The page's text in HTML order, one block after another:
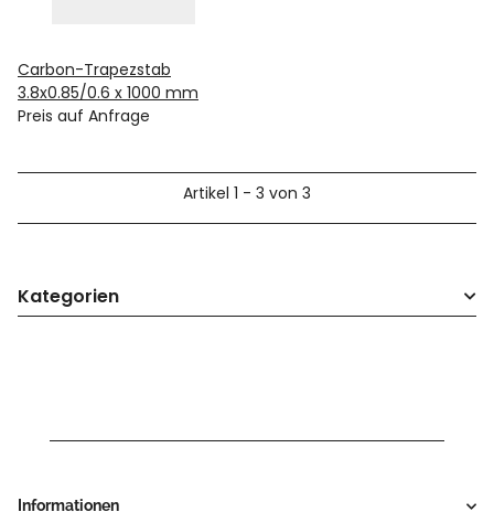
Carbon-Trapezstab
3.8x0.85/0.6 x 1000 mm
Preis auf Anfrage
Artikel 1 - 3 von 3
Kategorien
Informationen